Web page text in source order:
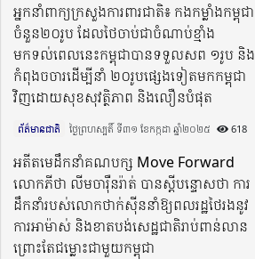
អ្នកនាំពាក្យក្រសួងការពារជាតិ៖ កងកម្លាំងកម្ពុជា
ចំនួន២០រូប ដែលថៃចាប់ជាចំណាប់ខ្មាំង
មកទល់ពេលនេះកម្ពុជាបានទទួលសព ១រូប និង
កំពុងចចារដើម្បីនាំ ២០រូបផ្សេងទៀតមកកម្ពុជា
វិញដោយសុខសុវត្ថិភាព និងលឿនបំផុត
ព័ត៌មានជាតិ ថ្ងៃព្រហស្បតិ៍ ទី៣១ ខែកក្កដា ឆ្នាំ២០២៥​ 618
អតីតមេដឹកនាំគណបក្ស Move Forward
លោកភីថា លីមចារ៉ឺនរ៉ាត់ បានស្តីបន្ទោសថា ការ
ដឹកនាំរបស់លោកថាក់ស៉ីននាំឱ្យព​លរដ្ឋថៃរងនូវ
ការអាម៉ាស់ និងខាតបង់សេដ្ឋជាតិរាប់ពាន់លាន
ព្រោះតែជម្លោះជាមួយកម្ពុជា